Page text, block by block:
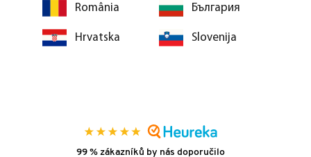
România България
Hrvatska Slovenija
99 % zákazníků by nás doporučilo